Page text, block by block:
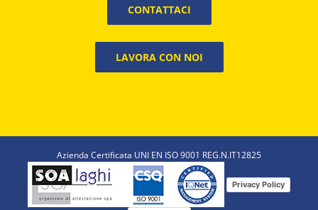
CONTATTACI
LAVORA CON NOI
Azienda Certificata UNI EN ISO 9001 REG.N.IT12825
Privacy Policy